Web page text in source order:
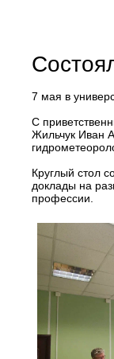
7 мая в
С
Жильчук Иван
Круглый стол
доклады на
профессии.